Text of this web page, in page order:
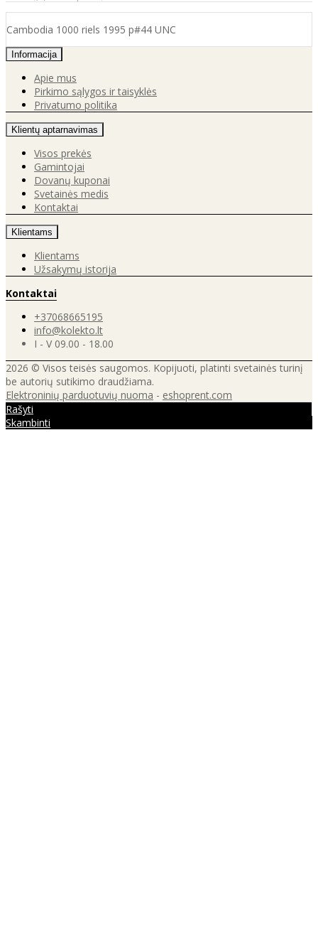
Cambodia 1000 riels 1995 p#44 UNC
Informacija
Apie mus
Pirkimo sąlygos ir taisyklės
Privatumo politika
Klientų aptarnavimas
Visos prekės
Gamintojai
Dovanų kuponai
Svetainės medis
Kontaktai
Klientams
Klientams
Užsakymų istorija
Kontaktai
+37068665195
info@kolekto.lt
I - V 09.00 - 18.00
2026 © Visos teisės saugomos. Kopijuoti, platinti svetainės turinį
be autorių sutikimo draudžiama.
Elektroninių parduotuvių nuoma - eshoprent.com
Rašyti
Skambinti